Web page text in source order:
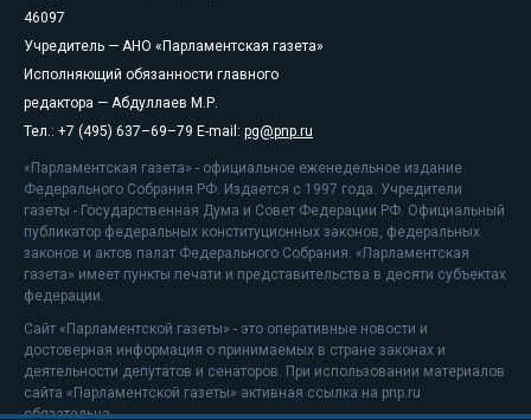
46097
Учредитель — АНО «Парламентская газета»
Исполняющий обязанности главного
редактора — Абдуллаев М.Р.
Тел.: +7 (495) 637–69–79 E-mail: pg@pnp.ru
«Парламентская газета» - официальное еженедельное издание
Федерального Собрания РФ. Издается с 1997 года. Учредители
газеты - Государственная Дума и Совет Федерации РФ. Официальный
публикатор федеральных конституционных законов, федеральных
законов и актов палат Федерального Собрания. «Парламентская
газета» имеет пункты печати и представительства в десяти субъектах
федерации.
Сайт «Парламентской газеты» - это оперативные новости и
достоверная информация о принимаемых в стране законах и
деятельности депутатов и сенаторов. При использовании материалов
сайта «Парламентской газеты» активная ссылка на pnp.ru
обязательна.